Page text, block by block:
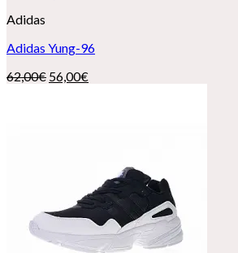
Adidas
Adidas Yung-96
62,00€ El
56,00€